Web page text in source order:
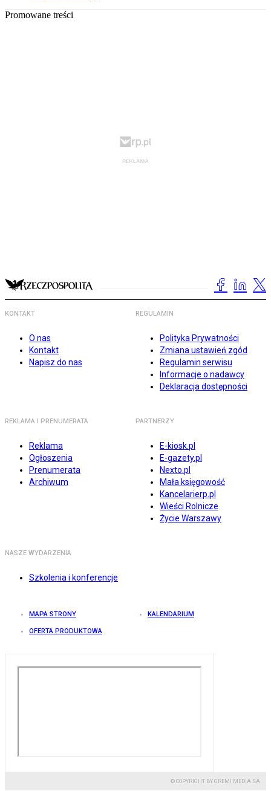
Promowane treści
KONTAKT
O nas
Kontakt
Napisz do nas
REGULAMIN
Polityka Prywatności
Zmiana ustawień zgód
Regulamin serwisu
Informacje o nadawcy
Deklaracja dostępności
REKLAMA I PRENUMERATA
Reklama
Ogłoszenia
Prenumerata
Archiwum
PARTNERZY
E-kiosk.pl
E-gazety.pl
Nexto.pl
Mała księgowość
Kancelarierp.pl
Wieści Rolnicze
Życie Warszawy
NASZE WYDARZENIA
Szkolenia i konferencje
MAPA STRONY KALENDARIUM
OFERTA PRODUKTOWA
© COPYRIGHT BY GREMI MEDIA SA